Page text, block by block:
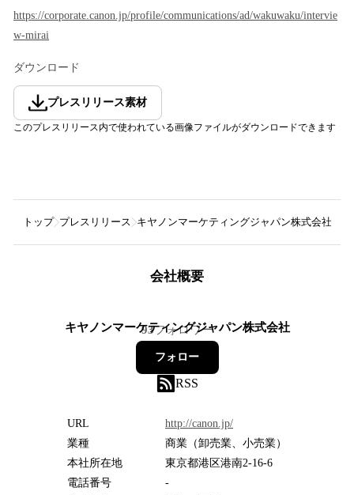
https://corporate.canon.jp/profile/communications/ad/wakuwaku/intervie
w-mirai
ダウンロード
プレスリリース素材
このプレスリリース内で使われている画像ファイルがダウンロードできます
トップ プレスリリース キヤノンマーケティングジャパン株式会社
会社概要
キヤノンマーケティングジャパン株式会社
93フォロワー
フォロー
RSS
URL
http://canon.jp/
業種
商業（卸売業、小売業）
本社所在地
東京都港区港南2-16-6
電話番号
-